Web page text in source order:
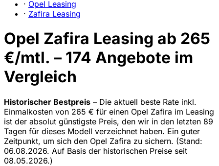
· Opel Leasing
· Zafira Leasing
Opel Zafira Leasing ab 265
€/mtl. – 174 Angebote im
Vergleich
Historischer Bestpreis – Die aktuell beste Rate inkl.
Einmalkosten von 265 € für einen Opel Zafira im Leasing
ist der absolut günstigste Preis, den wir in den letzten 89
Tagen für dieses Modell verzeichnet haben. Ein guter
Zeitpunkt, um sich den Opel Zafira zu sichern. (Stand:
06.08.2026. Auf Basis der historischen Preise seit
08.05.2026.)